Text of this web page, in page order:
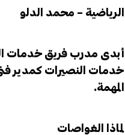
الرياضية – محمد الدلو
أبدى مدرب فريق خدمات
خدمات النصيرات كمدير
المهمة.
لماذا الغواصات